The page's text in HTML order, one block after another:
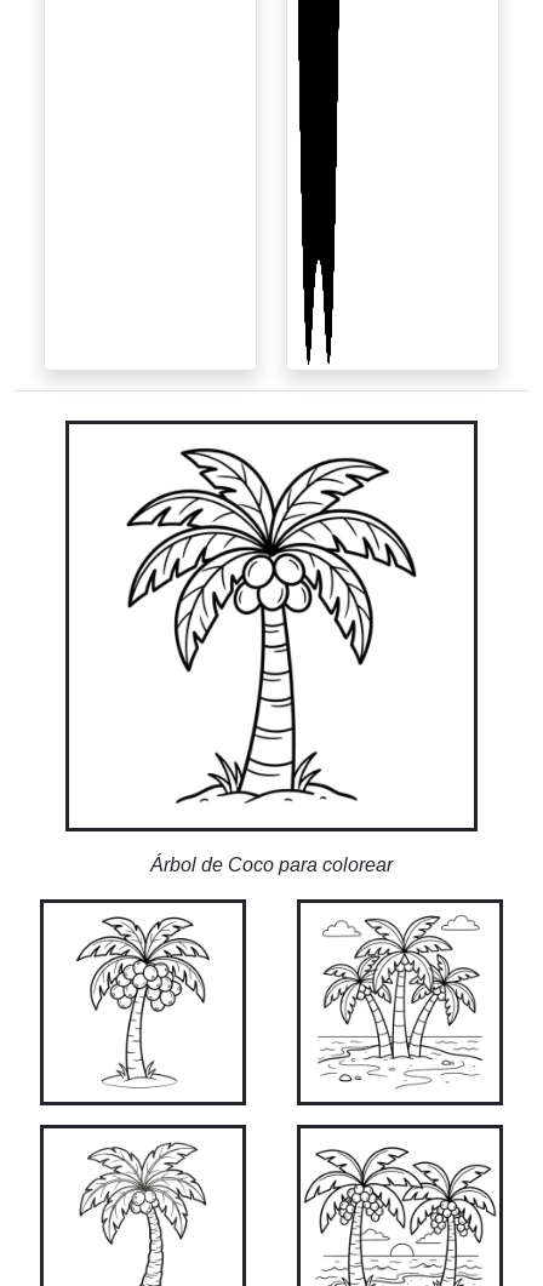
Árbol de Coco para colorear